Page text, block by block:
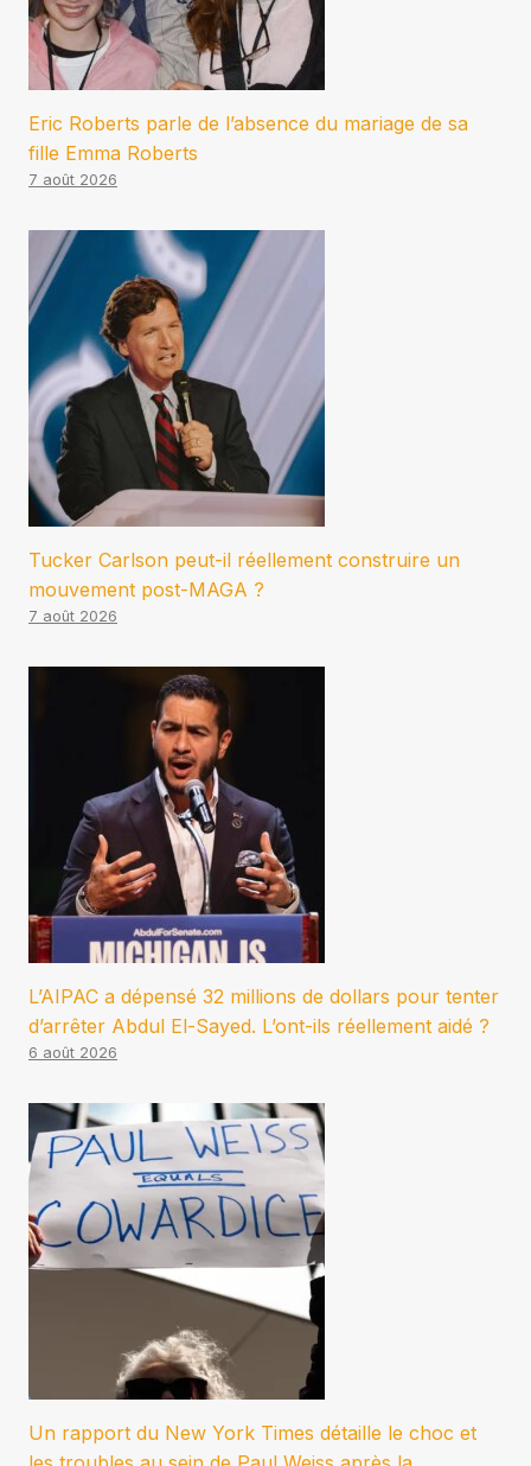
Eric Roberts parle de l’absence du mariage de sa
fille Emma Roberts
7 août 2026
Tucker Carlson peut-il réellement construire un
mouvement post-MAGA ?
7 août 2026
L’AIPAC a dépensé 32 millions de dollars pour tenter
d’arrêter Abdul El-Sayed. L’ont-ils réellement aidé ?
6 août 2026
Un rapport du New York Times détaille le choc et